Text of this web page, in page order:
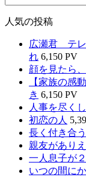
人気の投稿
広瀬君 テ
れ 6,150 PV
顔を見たら
【家族の感
き 6,150 PV
人事を尽く
初恋の人
長く付き合
親友があり
一人息子が
いつの間に